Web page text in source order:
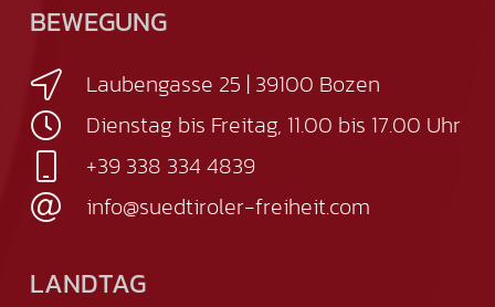
BEWEGUNG
Laubengasse 25 | 39100 Bozen
Dienstag bis Freitag, 11.00 bis 17.00 Uhr
+39 338 334 4839
info@suedtiroler-freiheit.com
LANDTAG